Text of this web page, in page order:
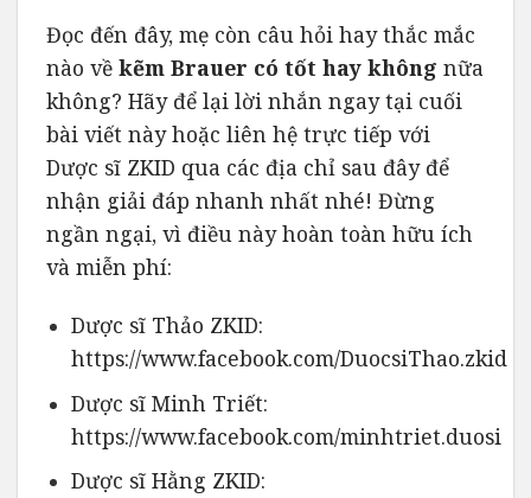
Đọc đến đây, mẹ còn câu hỏi hay thắc mắc
nào về kẽm Brauer có tốt hay không nữa
không? Hãy để lại lời nhắn ngay tại cuối
bài viết này hoặc liên hệ trực tiếp với
Dược sĩ ZKID qua các địa chỉ sau đây để
nhận giải đáp nhanh nhất nhé! Đừng
ngần ngại, vì điều này hoàn toàn hữu ích
và miễn phí:
Dược sĩ Thảo ZKID:
https://www.facebook.com/DuocsiThao.zkid
Dược sĩ Minh Triết:
https://www.facebook.com/minhtriet.duosi
Dược sĩ Hằng ZKID: